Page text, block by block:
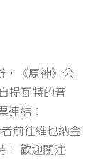
，《原神》公
提瓦特的音
連結：
前往維也納金
！ 歡迎關注